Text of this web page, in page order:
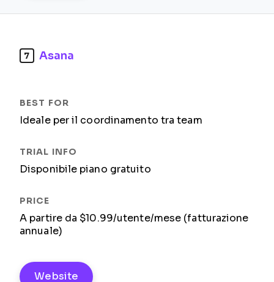
7 Asana
Ideale per il coordinamento tra team
Disponibile piano gratuito
A partire da $10.99/utente/mese (fatturazione
annuale)
Website